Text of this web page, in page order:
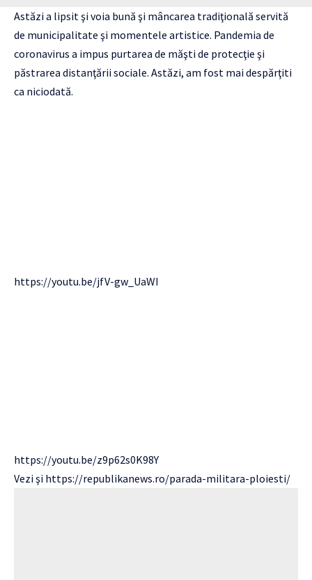
Astăzi a lipsit şi voia bună şi mâncarea tradiţională servită
de municipalitate şi momentele artistice. Pandemia de
coronavirus a impus purtarea de măşti de protecţie şi
păstrarea distanţării sociale. Astăzi, am fost mai despărţiti
ca niciodată.
https://youtu.be/jfV-gw_UaWI
https://youtu.be/z9p62s0K98Y
Vezi şi https://republikanews.ro/parada-militara-ploiesti/